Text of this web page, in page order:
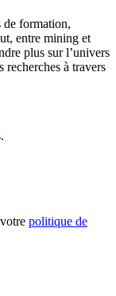
de formation,
entre mining et
plus sur l’univers
recherches à travers
politique de